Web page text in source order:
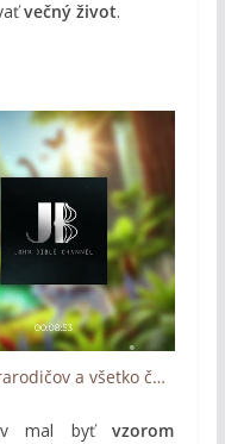
večný život.
Rajská záhrada Eden - Domov prarodičov a všetko čo ste o ňom (ne)vedeli (Podcast)
mal byťvzorom